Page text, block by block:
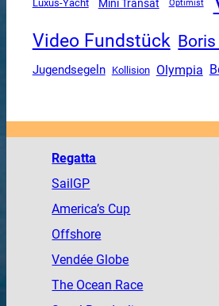
Luxus-Yacht Mini Transat Optimist
Video Fundstück
Jugendsegeln Kollision Olympia
Regatta
SailGP
America’s Cup
Offshore
Vendée Globe
The Ocean Race